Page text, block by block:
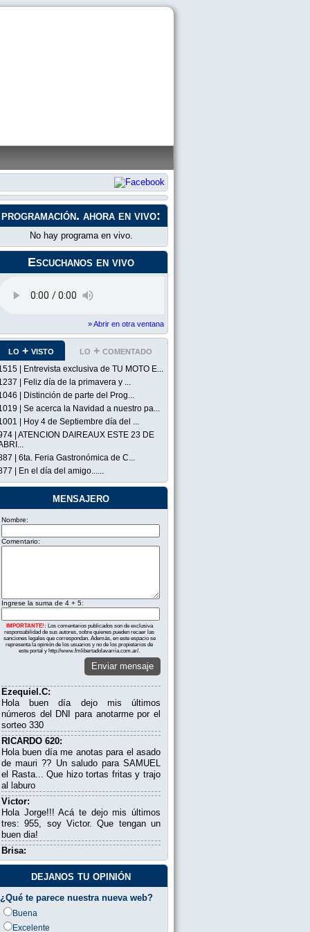
programación. ahora en vivo:
No hay programa en vivo.
Escuchanos en vivo
» Abrir en otra ventana
lo + visto lo + comentado
| Entrevista exclusiva de TU MOTO E...
| Feliz día de la primavera y ...
| Distinción de parte del Prog...
| Se acerca la Navidad a nuestro pa...
| Hoy 4 de Septiembre día del ...
| ATENCION DAIREAUX ESTE 23 DE
| 6ta. Feria Gastronómica de C...
| En el día del amigo......
mensajero
Nombre:
Comentario:
Ingrese la suma de 4 + 5:
IMPORTANTE!: Los comentarios publicados son de exclusiva
responsabilidad de sus autores, sobre quienes pueden recaer las
sanciones legales que correspondan. Además, en este espacio se
representa la opinión de los usuarios y no de los propietarios de
este portal y http://www.fmlibertadolavarria.com.ar/.
Enviar mensaje
Ezequiel.C:
Hola buen día dejo mis últimos
números del DNI para anotarme por el
sorteo 330
RICARDO 620:
Hola buen día me anotas para el asado
de mauri ?? Un saludo para SAMUEL
el Rasta... Que hizo tortas fritas y trajo
al laburo
Victor:
Hola Jorge!!! Acá te dejo mis últimos
tres: 955, soy Victor. Que tengan un
buen dia!
Brisa:
Hola, me darían un número para
contactarme?
cecilia:
hola me pasas algo de los moros
mariana de mdp:
buenos dias jorgito .aca desde mar del
dejanos tu opinión
¿Qué te parece nuestra nueva web?
Buena
Excelente